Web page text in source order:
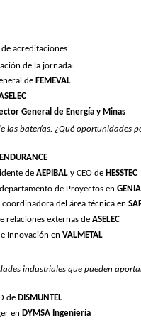
de acreditaciones
de la jornada:
de FEMEVAL
General de Energía y Minas
las baterías. ¿Qué oportunidades
ENDURANCE
deAEPIBAL y CEO de HESSTEC
de Proyectos en
coordinadora del área técnica en
relaciones externas de ASELEC
Innovación enVALMETAL
industriales que pueden
de DISMUNTEL
en DYMSA Ingeniería